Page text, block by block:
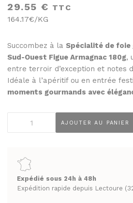
JUS ET SIROPS
MIELS
PRUNEAUX
THÉS ET INFUSIONS
PANIERS GOURMANDS
MOINS DE 20€
ENTRE 20€ ET 50€
FROMAGERIE
À commander et retirer en boutique
LA CAVE
THÉS ET INFUSIONS
MOINS DE 20€
ENTRE 20€ ET 50€
PLUS DE 50€
À commander et retirer en boutique
APÉRITIFS
SPIRITUEUX & CHAMPAGNES
29.55 € TTC
164.17€/KG
Succombez à la Spécialité de foie
Sud-Ouest Figue Armagnac 180g,
entre terroir d’exception et notes
Idéale à l’apéritif ou en entrée
moments gourmands avec
foie
gras
AJOUTER AU PANIER
Expédié sous 24h à 48h
Expédition rapide depuis Lectoure